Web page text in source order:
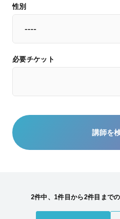
性別
必要チケット
2件中、1件目から2件目まで